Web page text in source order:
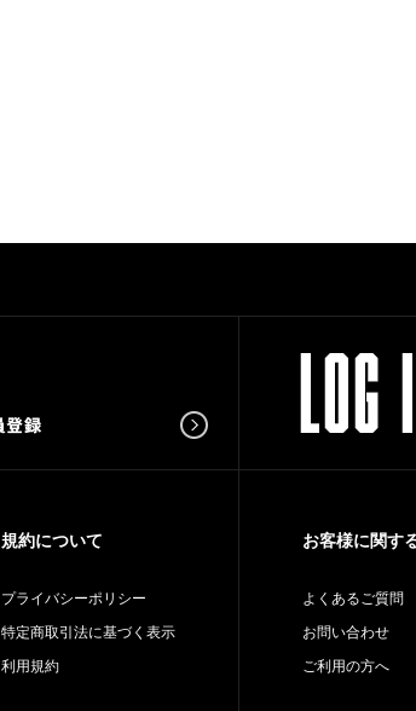
規約について
プライバシーポリシー
特定商取引法に基づく表示
利用規約
お客様に関す
よくあるご質問
お問い合わせ
ご利用の方へ